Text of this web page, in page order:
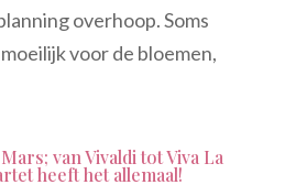
overhoop. Soms
voor de bloemen,
van Vivaldi tot Viva La
heeft het allemaal!